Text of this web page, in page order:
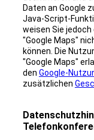
Daten an Google
Java-Script-
weisen Sie jedoch
"Google Maps"
können. Die
"Google Maps"
den Google-
zusätzlichen